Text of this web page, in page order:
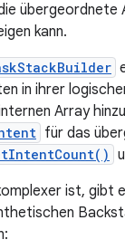
kann.
in ihrer
Array
für das
ist, gibt